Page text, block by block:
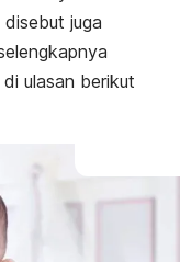
juga
ulasan berikut